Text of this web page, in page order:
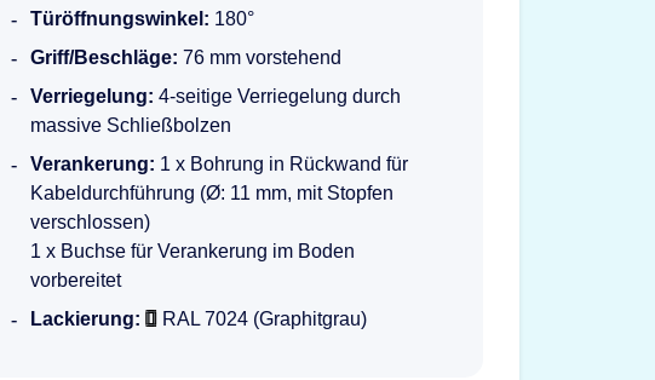
Türöffnungswinkel: 180°
Griff/Beschläge: 76 mm vorstehend
Verriegelung: 4-seitige Verriegelung durch
massive Schließbolzen
Verankerung: 1 x Bohrung in Rückwand für
Kabeldurchführung (Ø: 11 mm, mit Stopfen
verschlossen)
1 x Buchse für Verankerung im Boden
vorbereitet
Lackierung:
RAL 7024 (Graphitgrau)